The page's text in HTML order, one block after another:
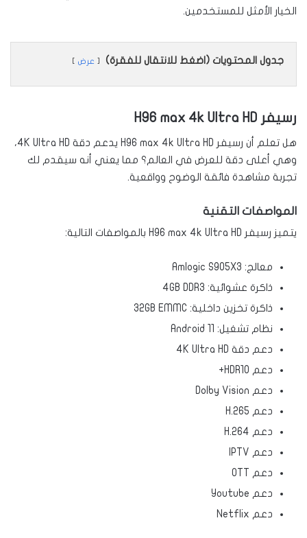
الخيار الأمثل للمستخدمين.
جدول المحتويات (اضغط للانتقال للفقرة) عرض
رسيفر H96 max 4k Ultra HD
هل تعلم أن رسيفر H96 max 4k Ultra HD يدعم دقة 4K Ultra HD،
وهي أعلى دقة للعرض في العالم؟ مما يعني أنه سيقدم لك
تجربة مشاهدة فائقة الوضوح وواقعية.
المواصفات التقنية
يتميز رسيفر H96 max 4k Ultra HD بالمواصفات التالية:
معالج: Amlogic S905X3
ذاكرة عشوائية: 4GB DDR3
ذاكرة تخزين داخلية: 32GB EMMC
نظام تشغيل: Android 11
دعم دقة 4K Ultra HD
دعم HDR10+
دعم Dolby Vision
دعم H.265
دعم H.264
دعم IPTV
دعم OTT
دعم Youtube
دعم Netflix